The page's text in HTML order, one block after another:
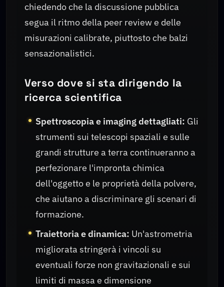
chiedendo che la discussione pubblica
segua il ritmo della peer review e delle
misurazioni calibrate, piuttosto che balzi
sensazionalistici.
Verso dove si sta dirigendo la
ricerca scientifica
Spettroscopia e imaging dettagliati: Gli
strumenti sui telescopi spaziali e sulle
grandi strutture a terra continueranno a
perfezionare l'impronta chimica
dell'oggetto e le proprietà della polvere,
che aiutano a discriminare gli scenari di
formazione.
Traiettoria e dinamica: Un'astrometria
migliorata stringerà i vincoli su
eventuali forze non gravitazionali e sui
limiti di massa e dimensione